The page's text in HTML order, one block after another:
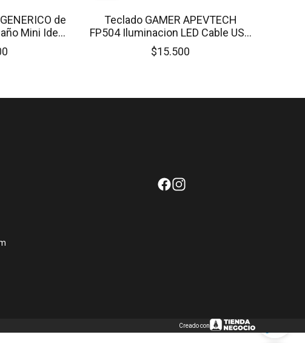
de
Mini Ideal
Teclado GAMER APEVTECH
FP504 Iluminacion LED Cable USB
1.4 Mts
$15.500
Creado con